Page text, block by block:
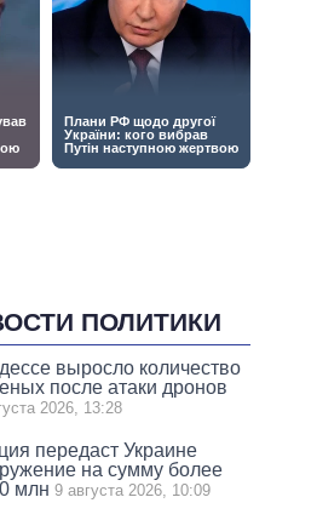
ПОЛИТИКИ
выросло количество
после атаки дронов
2026, 13:28
передаст Украине
на сумму более
млн 9 августа 2026, 10:09